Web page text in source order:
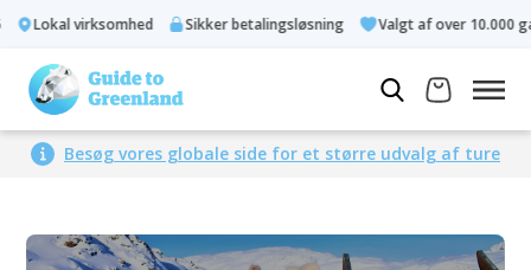
Lokal virksomhed Sikker betalingsløsning Valgt af over 10.000
Besøg vores globale side for et større udvalg af ture